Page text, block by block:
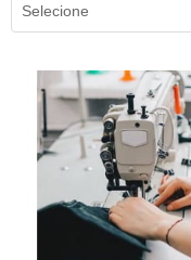
Selecione